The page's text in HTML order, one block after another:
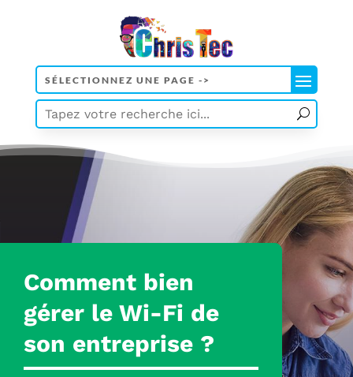
Comment bien
gérer le Wi-Fi de
son entreprise ?